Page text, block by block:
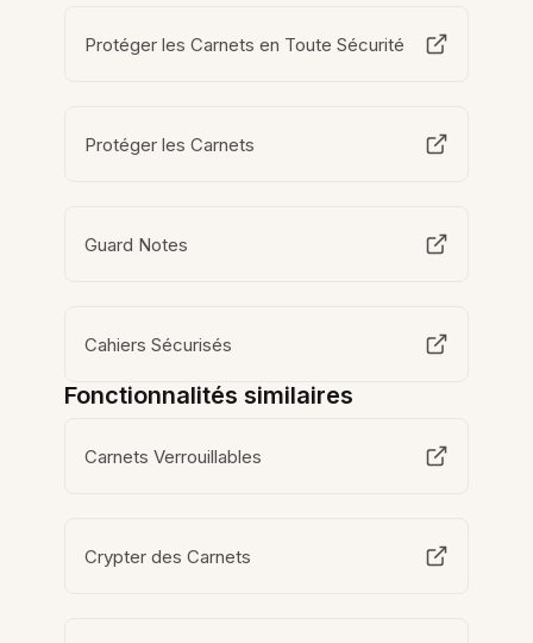
Protéger les Carnets en Toute Sécurité
Protéger les Carnets
Guard Notes
Cahiers Sécurisés
Fonctionnalités similaires
Carnets Verrouillables
Crypter des Carnets